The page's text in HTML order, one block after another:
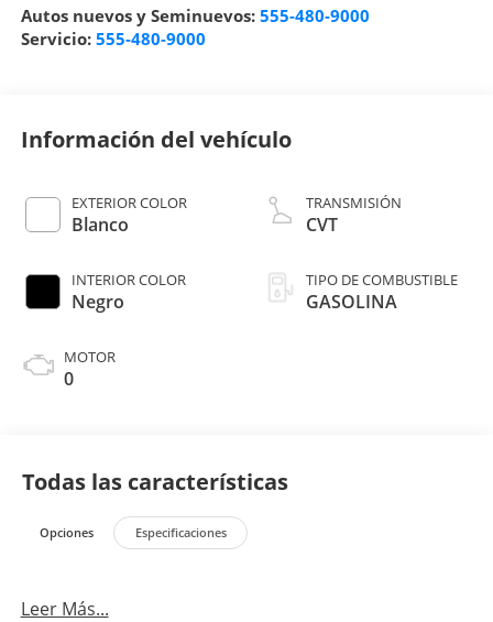
Autos nuevos y Seminuevos: 555-480-9000
Servicio: 555-480-9000
Información del vehículo
EXTERIOR COLOR
Blanco
INTERIOR COLOR
Negro
MOTOR
0
TRANSMISIÓN
CVT
TIPO DE COMBUSTIBLE
GASOLINA
Todas las características
Opciones Especificaciones
Leer Más...